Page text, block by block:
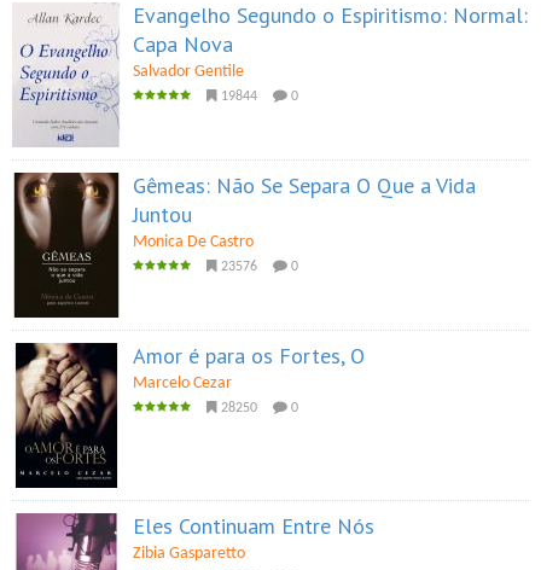
Evangelho Segundo o Espiritismo: Normal:
Capa Nova
Salvador Gentile
19844 0
Gêmeas: Não Se Separa O Que a Vida
Juntou
Monica De Castro
23576 0
Amor é para os Fortes, O
Marcelo Cezar
28250 0
Eles Continuam Entre Nós
Zibia Gasparetto